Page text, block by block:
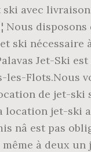
avec
Nous
jet ski
Jet-Ski
les-Flots.Nous
de jet-ski
location jet-ski
nâ est pas
à deux un